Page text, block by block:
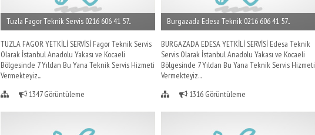
Tuzla Fagor Teknik Servis 0216 606 41 57..
TUZLA FAGOR YETKİLİ SERVİSİ Fagor Teknik Servis
Olarak İstanbul Anadolu Yakası ve Kocaeli
Bölgesinde 7 Yıldan Bu Yana Teknik Servis Hizmeti
Vermekteyiz...
1347 Görüntüleme
Burgazada Edesa Teknik 0216 606 41 57..
BURGAZADA EDESA YETKİLİ SERVİSİ Edesa Teknik
Servis Olarak İstanbul Anadolu Yakası ve Kocaeli
Bölgesinde 7 Yıldan Bu Yana Teknik Servis Hizmeti
Vermekteyiz...
1316 Görüntüleme